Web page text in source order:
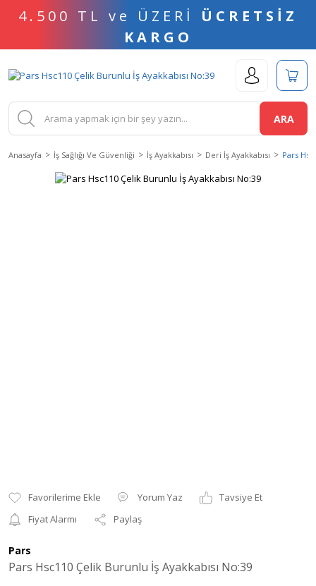
4.500 TL ve ÜZERİ ÜCRETSİZ
KARGO
ARA
Anasayfa İş Sağlığı Ve Güvenliği İş Ayakkabısı Deri İş Ayakkabısı Pars
Yorum Yaz
Tavsiye Et
Fiyat Alarmı
Paylaş
Pars
Pars Hsc110 Çelik Burunlu İş Ayakkabısı No:39